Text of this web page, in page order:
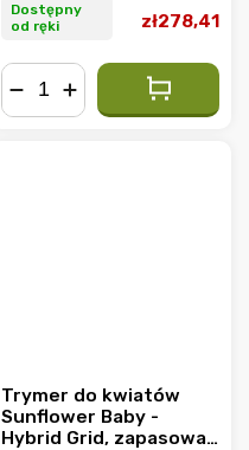
Dostępny
od ręki
zł278,41
Trymer do kwiatów
Sunflower Baby -
Hybrid Grid, zapasowa